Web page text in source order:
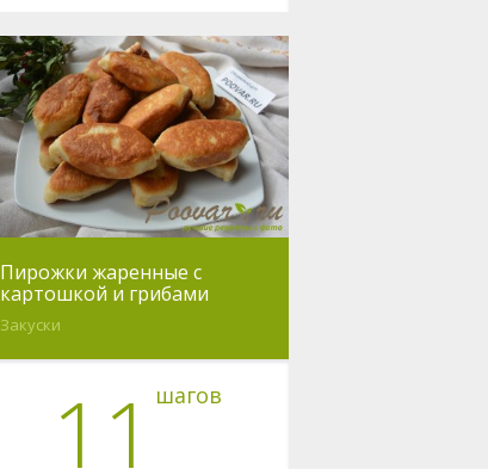
Пирожки жаренные с
картошкой и грибами
Закуски
11 шагов